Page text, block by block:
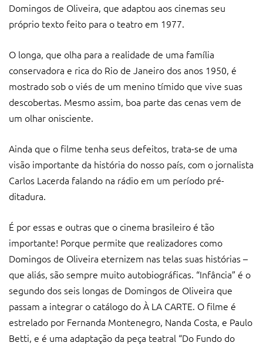
Domingos de Oliveira, que adaptou aos cinemas seu
próprio texto feito para o teatro em 1977.
O longa, que olha para a realidade de uma família
conservadora e rica do Rio de Janeiro dos anos 1950, é
mostrado sob o viés de um menino tímido que vive suas
descobertas. Mesmo assim, boa parte das cenas vem de
um olhar onisciente.
Ainda que o filme tenha seus defeitos, trata-se de uma
visão importante da história do nosso país, com o jornalista
Carlos Lacerda falando na rádio em um período pré-
ditadura.
É por essas e outras que o cinema brasileiro é tão
importante! Porque permite que realizadores como
Domingos de Oliveira eternizem nas telas suas histórias –
que aliás, são sempre muito autobiográficas. “Infância” é o
segundo dos seis longas de Domingos de Oliveira que
passam a integrar o catálogo do À LA CARTE. O filme é
estrelado por Fernanda Montenegro, Nanda Costa, e Paulo
Betti, e é uma adaptação da peça teatral “Do Fundo do